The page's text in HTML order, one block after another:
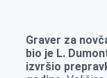
Graver za
bio je L.
izvršio